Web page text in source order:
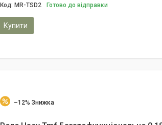
MR-TSD2 Готово до відправки
Купити
–12%